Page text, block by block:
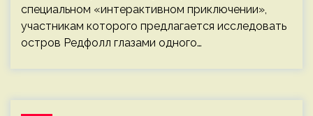
специальном «интерактивном приключении»,
участникам которого предлагается исследовать
остров Редфолл глазами одного…